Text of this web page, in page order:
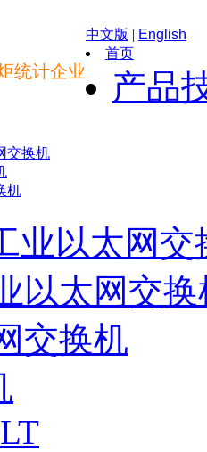
统计企业
中文版 | English
首页
产品
交换机
机
业以太网交
以太网交换
交换机